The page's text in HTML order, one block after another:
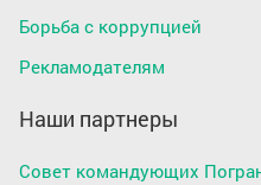
Борьба с коррупцией
Рекламодателям
Наши партнеры
Совет командующих